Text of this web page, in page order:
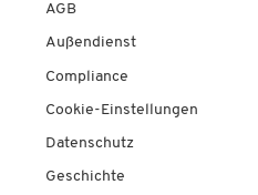
AGB
Außendienst
Compliance
Cookie-Einstellungen
Datenschutz
Geschichte